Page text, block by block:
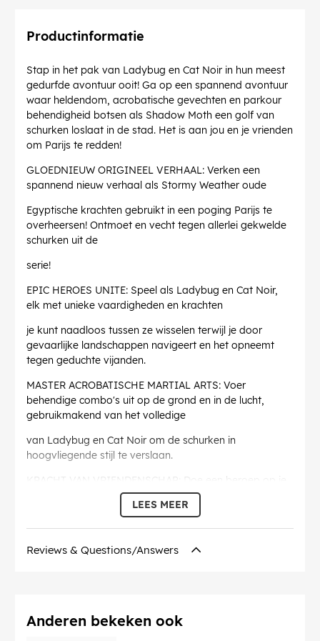
Productinformatie
Stap in het pak van Ladybug en Cat Noir in hun meest
gedurfde avontuur ooit! Ga op een spannend avontuur
waar heldendom, acrobatische gevechten en parkour
behendigheid botsen als Shadow Moth een golf van
schurken loslaat in de stad. Het is aan jou en je vrienden
om Parijs te redden!
GLOEDNIEUW ORIGINEEL VERHAAL: Verken een
spannend nieuw verhaal als Stormy Weather oude
Egyptische krachten gebruikt in een poging Parijs te
overheersen! Ontmoet en vecht tegen allerlei gekwelde
schurken uit de
serie!
EPIC HEROES UNITE: Speel als Ladybug en Cat Noir,
elk met unieke vaardigheden en krachten
je kunt naadloos tussen ze wisselen terwijl je door
gevaarlijke landschappen navigeert en het opneemt
tegen geduchte vijanden.
MASTER ACROBATISCHE MARTIAL ARTS: Voer
behendige combo's uit op de grond en in de lucht,
gebruikmakend van het volledige
van Ladybug en Cat Noir om de schurken in
hoogvliegende stijl te verslaan.
KRACHT VAN VRIENDENSCHAP: Doe een beroep op je
medehelden zoals Rena Rouge, Carapace en anderen
die de kracht van teamwork laten zien tegen Shadow
ICONIEKE SLACHTERS: Neem het op tegen bekende
personages uit de serie, elk met unieke uitdagingen.
LEES MEER
Reviews & Questions/Answers
Anderen bekeken ook